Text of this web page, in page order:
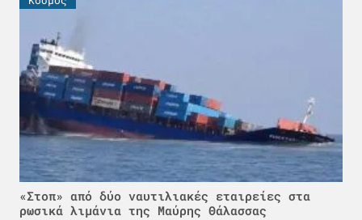
«Στοπ» από δύο ναυτιλιακές εταιρείες στα
ρωσικά λιμάνια της Μαύρης Θάλασσας